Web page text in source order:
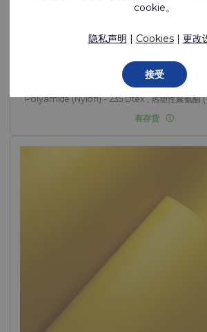
Ecoseal™ 200
气密性好、可焊接的单面涂层
Polyamide (Nylon) - 235 Dtex , 热塑性聚氨酯
有存货
cookie。
隐私声明 | Cookies| 更改
接受